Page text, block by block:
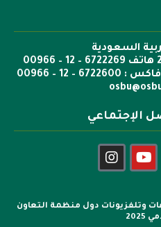
السعودية
ص.ب: 6351 جدة الرمز 21442 هاتف 6722269 – 12 – 00966
الإجتماعي
وتلفزيونات دول منظمة التعاون